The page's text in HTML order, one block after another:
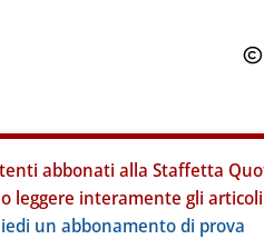
abbonati alla Staffetta
leggere interamente gli
un abbonamento di prova